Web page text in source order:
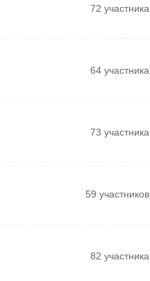
72 участника
64 участника
73 участника
59 участников
82 участника